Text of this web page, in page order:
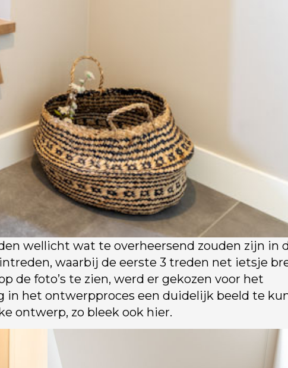
wellicht wat te overheersend zouden zijn in
waarbij de eerste 3 treden net ietsje
de foto’s te zien, werd er gekozen voor het
in het ontwerpproces een duidelijk beeld te
ontwerp, zo bleek ook hier.